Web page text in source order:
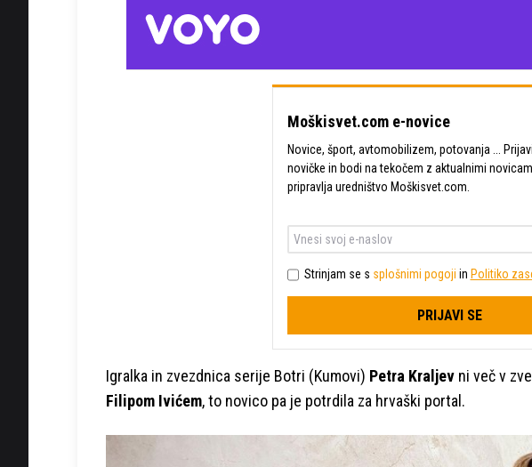
Moškisvet.com e-novice
Novice, šport, avtomobilizem, potovanja ...
novičke in bodi na tekočem z aktualnimi
pripravlja uredništvo Moškisvet.com.
Strinjam se s splošnimi pogoji in Politiko
PRIJAVI SE
Igralka in zvezdnica serije Botri (Kumovi) Petra Kraljev ni več v
Filipom Ivićem, to novico pa je potrdila za hrvaški portal.